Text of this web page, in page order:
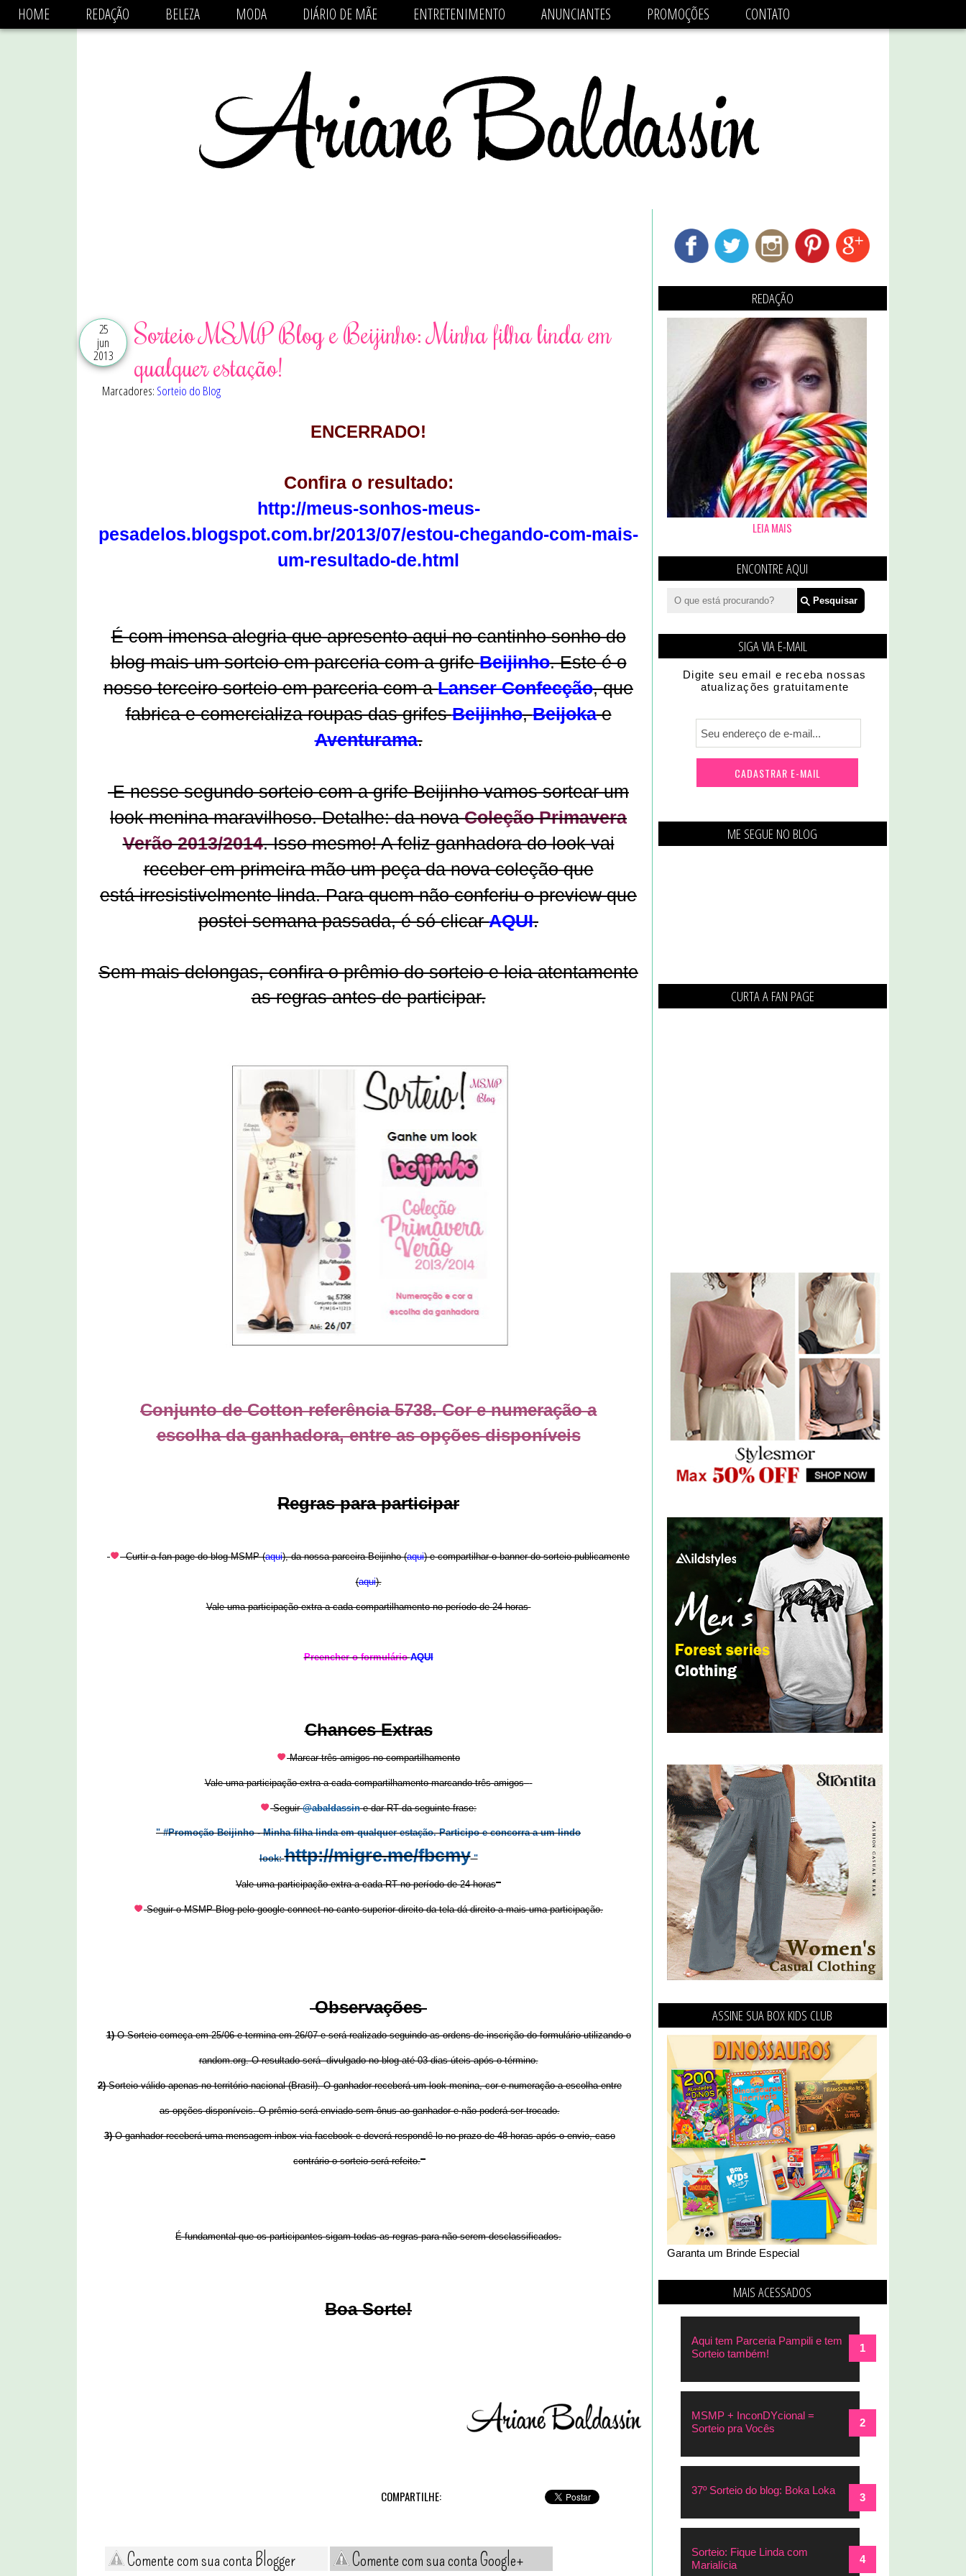
async='async' data-ad-client='ca-pub-1470782825684808' src='https://pagead2.googlesyndication.com/pagead/js/adsbygoogle.js'/>
HOME REDAÇÃO BELEZA MODA DIÁRIO DE MÃE ENTRETENIMENTO ANUNCIANTES PROMOÇÕES CONTATO
25
jun
2013
Sorteio MSMP Blog e Beijinho: Minha filha linda em
qualquer estação!
Marcadores: Sorteio do Blog
ENCERRADO!
Confira o resultado:
http://meus-sonhos-meus-
pesadelos.blogspot.com.br/2013/07/estou-chegando-com-mais-
um-resultado-de.html
É com imensa alegria que apresento aqui no cantinho sonho do
blog mais um sorteio em parceria com a grifeBeijinho. Este é o
nosso terceiro sorteio em parceria com aLanser Confecção, que
fabrica e comercializa roupas das grifesBeijinho,Beijokae
Aventurama.
E nesse segundo sorteio com a grife Beijinho vamos sortear um
look menina maravilhoso. Detalhe: da novaColeção Primavera
Verão 2013/2014. Isso mesmo! A feliz ganhadora do look vai
receber em primeira mão um peça da nova coleção que
está irresistivelmente linda. Para quem não conferiu o preview que
postei semana passada, é só clicarAQUI.
Sem mais delongas, confira o prêmio do sorteio e leia atentamente
as regras antes de participar.
Conjunto de Cotton referência 5738. Cor e numeração a
escolha da ganhadora, entre as opções disponíveis
Regras para participar
Curtir a fan page do blog MSMP (aqui), da nossa parceira Beijinho (aqui) e compartilhar o banner do sorteio publicamente
(aqui).
Vale uma participação extra a cada compartilhamento no período de 24 horas
Preencher o formulárioAQUI
Chances Extras
Marcar três amigos no compartilhamento
Vale uma participação extra a cada compartilhamento marcando três amigos
Seguir @abaldassin e dar RT da seguinte frase:
" #Promoção Beijinho - Minha filha linda em qualquer estação. Participo e concorra a um lindo
look:http://migre.me/fbcmy"
Vale uma participação extra a cada RT no período de 24 horas
Seguir o MSMP Blog pelo google connect no canto superior direito da tela dá direito a mais uma participação.
Observações
1)O Sorteio começa em 25/06 e termina em 26/07 e será realizado seguindo as ordens de inscrição do formulário utilizando o
random.org. O resultado será divulgado no blog até 03 dias úteis após o término.
2)Sorteio válido apenas no território nacional (Brasil). O ganhador receberá um look menina, cor e numeração a escolha entre
as opções disponíveis. O prêmio será enviado sem ônus ao ganhador e não poderá ser trocado.
3)O ganhador receberá uma mensagem inbox via facebook e deverá respondê-lo no prazo de 48 horas após o envio, caso
contrário o sorteio será refeito.
É fundamental que os participantes sigam todas as regras para não serem desclassificados.
Boa Sorte!
COMPARTILHE:
Comente com sua conta Blogger Comente com sua conta Google+
REDAÇÃO
LEIA MAIS
ENCONTRE AQUI
SIGA VIA E-MAIL
Digite seu email e receba nossas
atualizações gratuitamente
ME SEGUE NO BLOG
CURTA A FAN PAGE
ASSINE SUA BOX KIDS CLUB
Garanta um Brinde Especial
MAIS ACESSADOS
Aqui tem Parceria Pampili e tem
Sorteio também!
MSMP + InconDYcional =
Sorteio pra Vocês
37º Sorteio do blog: Boka Loka
Sorteio: Fique Linda com
Marialícia